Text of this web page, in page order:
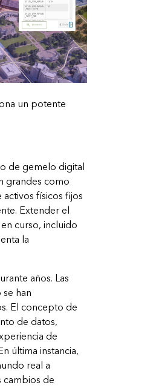
un potente
de gemelo digital
grandes como
físicos fijos
Extender el
curso, incluido
la
años. Las
han
El concepto de
de datos,
de
última instancia,
real a
cambios de